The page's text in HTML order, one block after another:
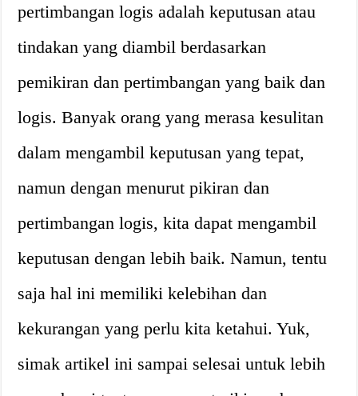
pertimbangan logis adalah keputusan atau
tindakan yang diambil berdasarkan
pemikiran dan pertimbangan yang baik dan
logis. Banyak orang yang merasa kesulitan
dalam mengambil keputusan yang tepat,
namun dengan menurut pikiran dan
pertimbangan logis, kita dapat mengambil
keputusan dengan lebih baik. Namun, tentu
saja hal ini memiliki kelebihan dan
kekurangan yang perlu kita ketahui. Yuk,
simak artikel ini sampai selesai untuk lebih